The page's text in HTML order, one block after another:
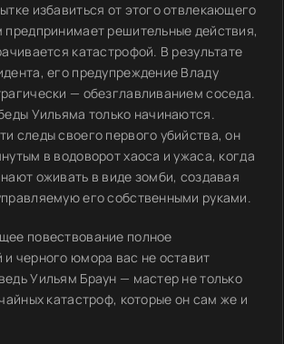
избавиться от этого отвлекающего
решительные действия,
катастрофой. В результате
его предупреждение Владу
— обезглавливанием соседа.
Уильяма только начинаются.
следы своего первого убийства, он
в водоворот хаоса и ужаса, когда
оживать в виде зомби, создавая
его собственными руками.
повествование полное
черного юмора вас не оставит
Уильям Браун — мастер не только
катастроф, которые он сам же и